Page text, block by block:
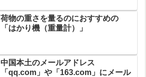
荷物の重さを量るのにおすすめの
「はかり機（重量計）」
中国本土のメールアドレス
「qq.com」や「163.com」にメール